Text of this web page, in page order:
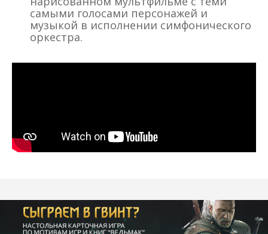
самыми голосами персонажей и
музыкой в исполнении симфонического
оркестра.